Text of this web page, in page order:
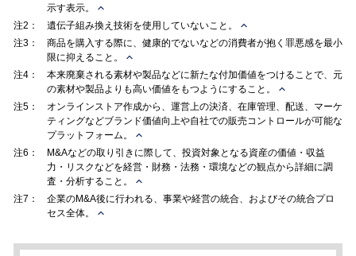
示す表示。
注2：
遺伝子組み換え技術を使用していないこと。
注3：
商品を購入する際に、健康的でないなどの消費者が抱く罪悪感を最小
限に抑えること。
注4：
本来廃棄される素材や製品などに新たな付加価値をつけることで、元
の素材や製品よりも高い価値をもつようにすること。
注5：
オンラインストア作成から、運営上の決済、在庫管理、配送、マーケ
ティングなどブランド価値向上や自社での販売コントロールが可能な
プラットフォーム。
注6：
M&Aなどの取り引きに際して、投資対象となる資産の価値・収益
力・リスクなどを経営・財務・法務・環境などの観点から詳細に調
査・分析すること。
注7：
企業のM&A後に行われる、事業や経営の統合、およびその統合プロ
セス全体。